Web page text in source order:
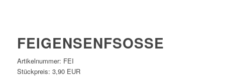
FEIGENSENFSOSSE
Artikelnummer: FEI
Stückpreis: 3,90 EUR